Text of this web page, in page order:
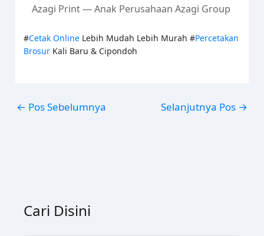
Azagi Print — Anak Perusahaan Azagi Group
#Cetak OnlineLebih Mudah Lebih Murah #Percetakan
BrosurKali Baru & Cipondoh
← Pos Sebelumnya Selanjutnya Pos →
Cari Disini